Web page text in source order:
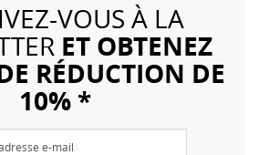
VOUS À LA
ET OBTENEZ
RÉDUCTION DE
10% *